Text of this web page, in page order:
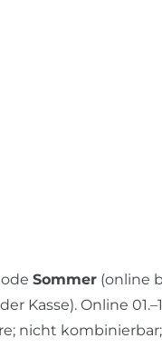
Sommer(online
Kasse). Online
nicht